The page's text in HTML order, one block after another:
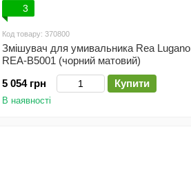
3
Код товару: 370800
Змішувач для умивальника Rea Lugano
REA-B5001 (чорний матовий)
5 054 грн
Купити
В наявності